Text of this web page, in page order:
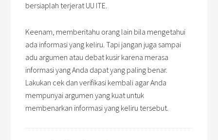
bersiaplah terjerat UU ITE.
Keenam, memberitahu orang lain bila mengetahui
ada informasi yang keliru. Tapi jangan juga sampai
adu argumen atau debat kusir karena merasa
informasi yang Anda dapat yang paling benar.
Lakukan cek dan verifikasi kembali agar Anda
mempunyai argumen yang kuat untuk
membenarkan informasi yang keliru tersebut.